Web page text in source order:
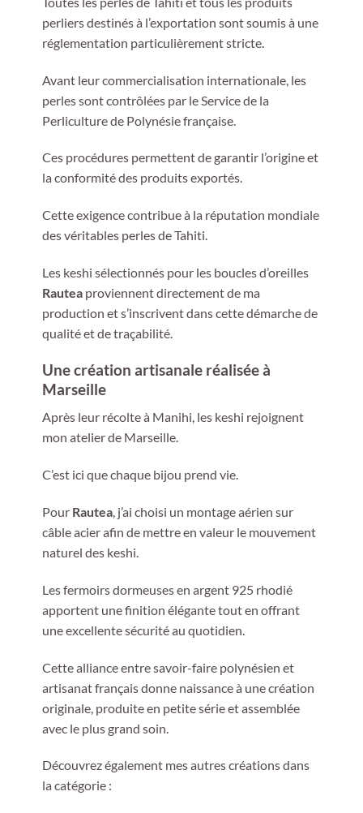
perliers destinés à l’exportation sont soumis à une
réglementation particulièrement stricte.
Avant leur commercialisation internationale, les
perles sont contrôlées par le Service de la
Perliculture de Polynésie française.
Ces procédures permettent de garantir l’origine et
la conformité des produits exportés.
Cette exigence contribue à la réputation mondiale
des véritables perles de Tahiti.
Les keshi sélectionnés pour les boucles d’oreilles
Rauteaproviennent directement de ma
production et s’inscrivent dans cette démarche de
qualité et de traçabilité.
Une création artisanale réalisée à
Marseille
Après leur récolte à Manihi, les keshi rejoignent
mon atelier de Marseille.
C’est ici que chaque bijou prend vie.
Pour Rautea, j’ai choisi un montage aérien sur
câble acier afin de mettre en valeur le mouvement
naturel des keshi.
Les fermoirs dormeuses en argent 925 rhodié
apportent une finition élégante tout en offrant
une excellente sécurité au quotidien.
Cette alliance entre savoir-faire polynésien et
artisanat français donne naissance à une création
originale, produite en petite série et assemblée
avec le plus grand soin.
Découvrez également mes autres créations dans
la catégorie :